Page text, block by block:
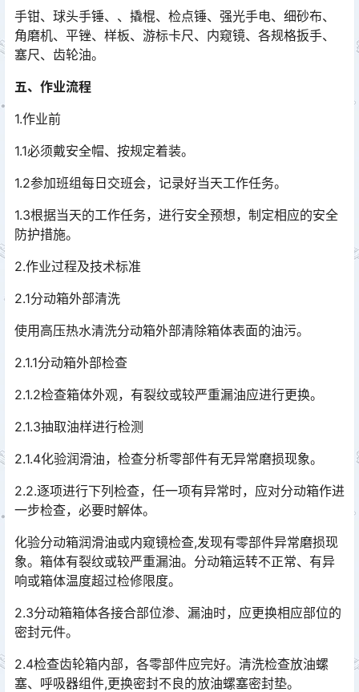
手钳、球头手锤、、撬棍、检点锤、强光手电、细砂布、
角磨机、平锉、样板、游标卡尺、内窥镜、各规格扳手、
塞尺、齿轮油。
五、作业流程
1.作业前
1.1必须戴安全帽、按规定着装。
1.2参加班组每日交班会，记录好当天工作任务。
1.3根据当天的工作任务，进行安全预想，制定相应的安全
防护措施。
2.作业过程及技术标准
2.1分动箱外部清洗
使用高压热水清洗分动箱外部清除箱体表面的油污。
2.1.1分动箱外部检查
2.1.2检查箱体外观，有裂纹或较严重漏油应进行更换。
2.1.3抽取油样进行检测
2.1.4化验润滑油，检查分析零部件有无异常磨损现象。
2.2.逐项进行下列检查，任一项有异常时，应对分动箱作进
一步检查，必要时解体。
化验分动箱润滑油或内窥镜检查,发现有零部件异常磨损现
象。箱体有裂纹或较严重漏油。分动箱运转不正常、有异
响或箱体温度超过检修限度。
2.3分动箱箱体各接合部位渗、漏油时，应更换相应部位的
密封元件。
2.4检查齿轮箱内部，各零部件应完好。清洗检查放油螺
塞、呼吸器组件,更换密封不良的放油螺塞密封垫。